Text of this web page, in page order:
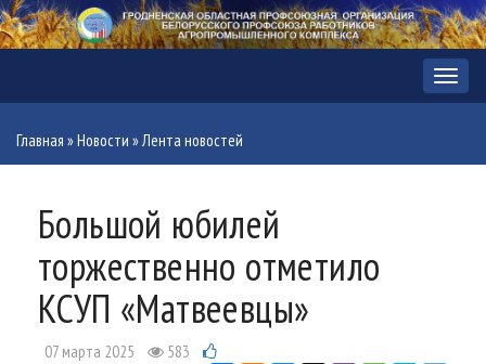
Меню
Главная »Новости »Лента новостей
Большой юбилей
торжественно отметило
КСУП «Матвеевцы»
07 марта 2025 583